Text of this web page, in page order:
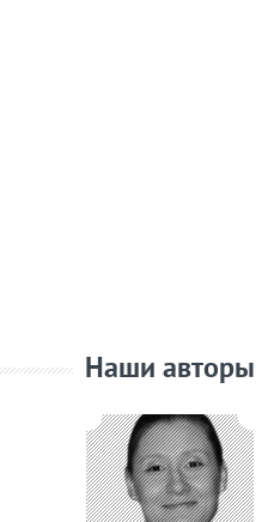
Наши авторы